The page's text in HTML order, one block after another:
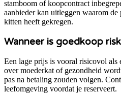
stamboom of koopcontract
aanbieder kan uitleggen waarom
kitten heeft gekregen.
Wanneer is goedkoop
Een lage prijs is vooral risicovol als
over moederkat of gezondheid
pas na betaling zouden volgen.
leefomgeving voordat je reserveert.